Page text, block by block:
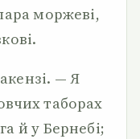
моржеві,
— Я
таборах
й у Бернебі;